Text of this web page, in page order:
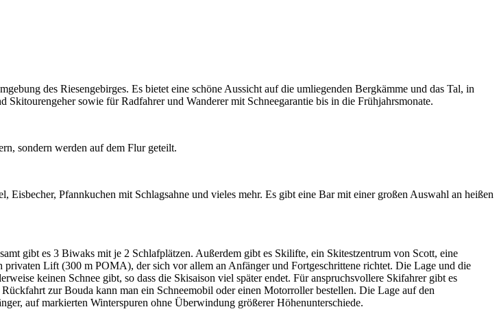
des Riesengebirges. Es bietet eine schöne Aussicht auf die umliegenden Bergkämme und das Tal, in
sowie für Radfahrer und Wanderer mit Schneegarantie bis in die Frühjahrsmonate.
sondern werden auf dem Flur geteilt.
Eisbecher, Pfannkuchen mit Schlagsahne und vieles mehr. Es gibt eine Bar mit einer großen Auswahl an heißen
gibt es 3 Biwaks mit je 2 Schlafplätzen. Außerdem gibt es Skilifte, ein Skitestzentrum von Scott, eine
Lift (300 m POMA), der sich vor allem an Anfänger und Fortgeschrittene richtet. Die Lage und die
keinen Schnee gibt, so dass die Skisaison viel später endet. Für anspruchsvollere Skifahrer gibt es
zur Bouda kann man ein Schneemobil oder einen Motorroller bestellen. Die Lage auf den
auf markierten Winterspuren ohne Überwindung größerer Höhenunterschiede.